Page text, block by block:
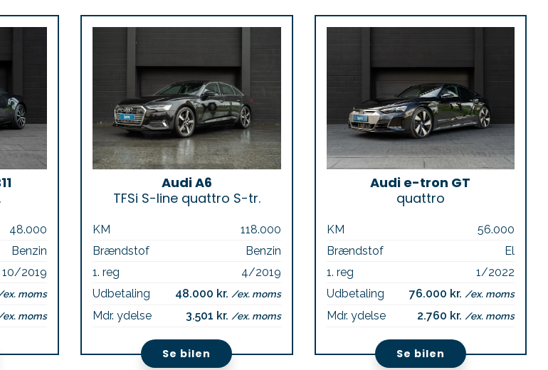
48.000
Benzin
10/2019
moms
moms
Audi A6
TFSi S-line quattro S-tr.
KM
118.000
Brændstof
Benzin
1. reg
4/2019
Udbetaling
48.000 kr. /ex. moms
Mdr. ydelse 3.501 kr. /ex. moms
Se bilen
Audi e-tron GT
quattro
KM
56.000
Brændstof
El
1. reg
1/2022
Udbetaling
76.000 kr. /ex. moms
Mdr. ydelse 2.760 kr. /ex. moms
Se bilen